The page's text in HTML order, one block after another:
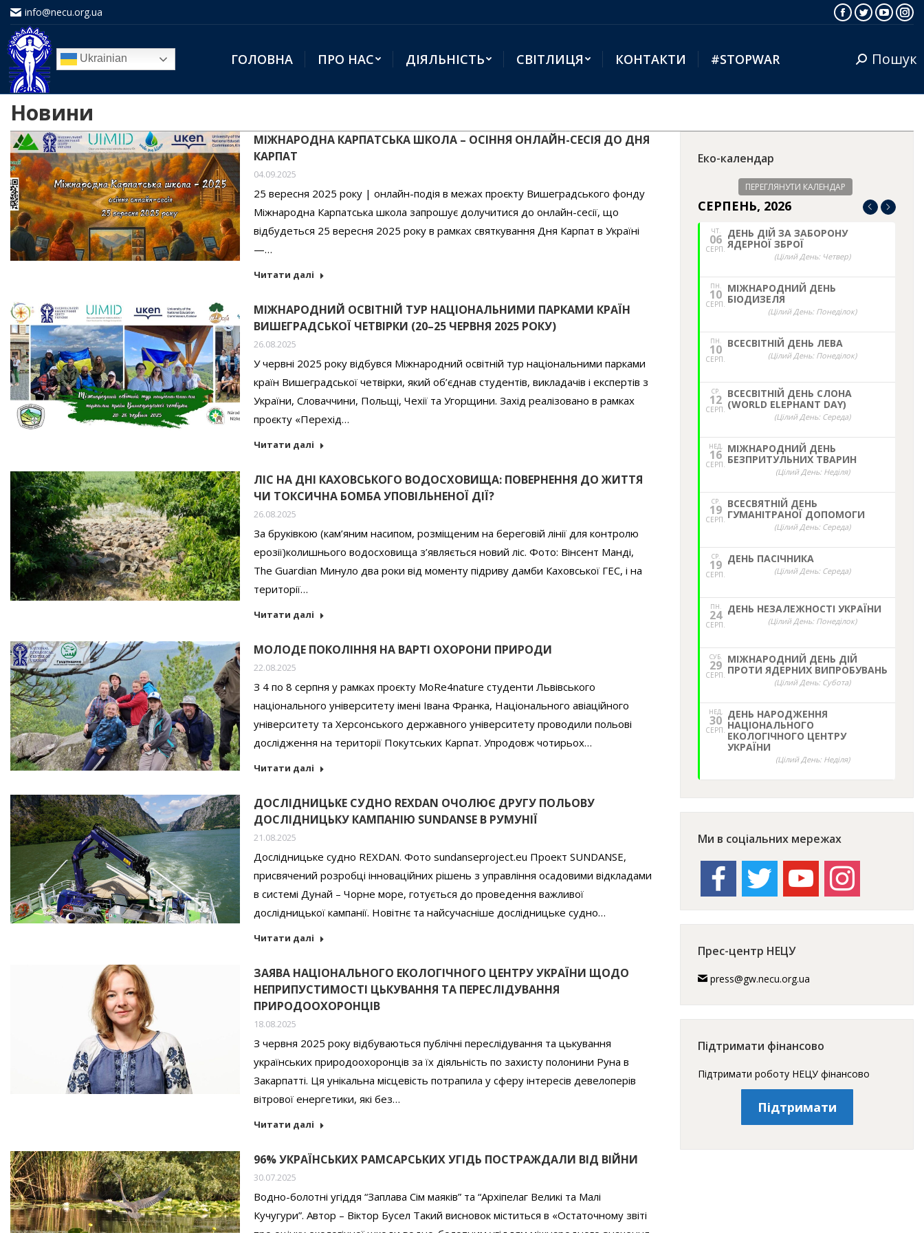
info@necu.org.ua
Facebook
Twitter
Ukrainian ГОЛОВНА ПРО НАС ДІЯЛЬНІСТЬ СВІТЛИЦЯ КОНТАКТИ #STOPWAR Search:Пошук
Новини
МІЖНАРОДНА КАРПАТСЬКА ШКОЛА – ОСІННЯ ОНЛАЙН-СЕСІЯ ДО ДНЯ
КАРПАТ
04.09.2025
25 вересня 2025 року | онлайн-подія в межах проєкту Вишеградського фонду
Міжнародна Карпатська школа запрошує долучитися до онлайн-сесії, що
відбудеться 25 вересня 2025 року в рамках святкування Дня Карпат в Україні
—…
Читати далі
МІЖНАРОДНИЙ ОСВІТНІЙ ТУР НАЦІОНАЛЬНИМИ ПАРКАМИ КРАЇН
ВИШЕГРАДСЬКОЇ ЧЕТВІРКИ (20–25 ЧЕРВНЯ 2025 РОКУ)
26.08.2025
У червні 2025 року відбувся Міжнародний освітній тур національними парками
країн Вишеградської четвірки, який об’єднав студентів, викладачів і експертів з
України, Словаччини, Польщі, Чехії та Угорщини. Захід реалізовано в рамках
проєкту «Перехід…
Читати далі
ЛІС НА ДНІ КАХОВСЬКОГО ВОДОСХОВИЩА: ПОВЕРНЕННЯ ДО ЖИТТЯ
ЧИ ТОКСИЧНА БОМБА УПОВІЛЬНЕНОЇ ДІЇ?
26.08.2025
За бруківкою (кам’яним насипом, розміщеним на береговій лінії для контролю
ерозії)колишнього водосховища з’являється новий ліс. Фото: Вінсент Манді,
The Guardian Минуло два роки від моменту підриву дамби Каховської ГЕС, і на
території…
Читати далі
МОЛОДЕ ПОКОЛІННЯ НА ВАРТІ ОХОРОНИ ПРИРОДИ
22.08.2025
З 4 по 8 серпня у рамках проєкту MoRe4nature студенти Львівського
національного університету імені Івана Франка, Національного авіаційного
університету та Херсонського державного університету проводили польові
дослідження на території Покутських Карпат. Упродовж чотирьох…
Читати далі
ДОСЛІДНИЦЬКЕ СУДНО REXDAN ОЧОЛЮЄ ДРУГУ ПОЛЬОВУ
ДОСЛІДНИЦЬКУ КАМПАНІЮ SUNDANSE В РУМУНІЇ
21.08.2025
Дослідницьке судно REXDAN. Фото sundanseproject.eu Проект SUNDANSE,
присвячений розробці інноваційних рішень з управління осадовими відкладами
в системі Дунай – Чорне море, готується до проведення важливої
дослідницької кампанії. Новітнє та найсучасніше дослідницьке судно…
Читати далі
ЗАЯВА НАЦІОНАЛЬНОГО ЕКОЛОГІЧНОГО ЦЕНТРУ УКРАЇНИ ЩОДО
НЕПРИПУСТИМОСТІ ЦЬКУВАННЯ ТА ПЕРЕСЛІДУВАННЯ
ПРИРОДООХОРОНЦІВ
18.08.2025
З червня 2025 року відбуваються публічні переслідування та цькування
українських природоохоронців за їх діяльність по захисту полонини Руна в
Закарпатті. Ця унікальна місцевість потрапила у сферу інтересів девелоперів
вітрової енергетики, які без…
Читати далі
96% УКРАЇНСЬКИХ РАМСАРСЬКИХ УГІДЬ ПОСТРАЖДАЛИ ВІД ВІЙНИ
30.07.2025
Водно-болотні угіддя “Заплава Сім маяків” та “Архіпелаг Великі та Малі
Кучугури”. Автор – Віктор Бусел Такий висновок міститься в «Остаточному звіті
Еко-календар
ПЕРЕГЛЯНУТИ КАЛЕНДАР
СЕРПЕНЬ, 2026
ЧТ.
06
СЕРП.
ДЕНЬ ДІЙ ЗА ЗАБОРОНУ
ЯДЕРНОЇ ЗБРОЇ
(Цілий День: Четвер)
ПН.
10
СЕРП.
МІЖНАРОДНИЙ ДЕНЬ
БІОДИЗЕЛЯ
(Цілий День: Понеділок)
ПН.
10
СЕРП.
ВСЕСВІТНІЙ ДЕНЬ ЛЕВА
(Цілий День: Понеділок)
СР.
12
СЕРП.
ВСЕСВІТНІЙ ДЕНЬ СЛОНА
(WORLD ELEPHANT DAY)
(Цілий День: Середа)
НЕД,
16
СЕРП.
МІЖНАРОДНИЙ ДЕНЬ
БЕЗПРИТУЛЬНИХ ТВАРИН
(Цілий День: Неділя)
СР.
19
СЕРП.
ВСЕСВЯТНІЙ ДЕНЬ
ГУМАНІТРАНОЇ ДОПОМОГИ
(Цілий День: Середа)
СР.
19
СЕРП.
ДЕНЬ ПАСІЧНИКА
(Цілий День: Середа)
ПН.
24
СЕРП.
ДЕНЬ НЕЗАЛЕЖНОСТІ УКРАЇНИ
(Цілий День: Понеділок)
СУБ.
29
СЕРП.
МІЖНАРОДНИЙ ДЕНЬ ДІЙ
ПРОТИ ЯДЕРНИХ ВИПРОБУВАНЬ
(Цілий День: Субота)
НЕД,
30
СЕРП.
ДЕНЬ НАРОДЖЕННЯ
НАЦІОНАЛЬНОГО
ЕКОЛОГІЧНОГО ЦЕНТРУ
УКРАЇНИ
(Цілий День: Неділя)
Ми в соціальних мережах
facebook twitter youtube instagram
Прес-центр НЕЦУ
press@gw.necu.org.ua
Підтримати фінансово
Підтримати роботу НЕЦУ фінансово
Підтримати